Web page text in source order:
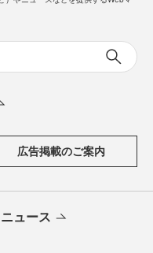
広告掲載のご案内
ニュース